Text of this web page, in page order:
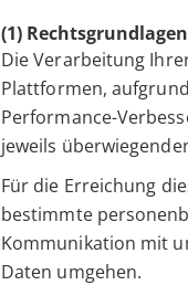
(1) Rechtsgrundlagen
Die Verarbeitung
Plattformen,
Performance-
jeweils
Für die Erreichung
bestimmte
Kommunikation mit
Daten umgehen.